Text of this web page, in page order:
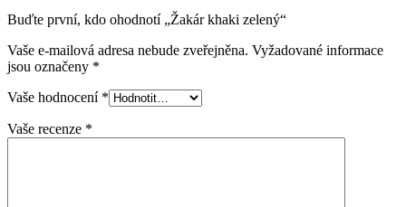
Buďte první, kdo ohodnotí „Žakár khaki zelený“
Vaše e-mailová adresa nebude zveřejněna. Vyžadované informace
jsou označeny *
Vaše hodnocení *
Vaše recenze *